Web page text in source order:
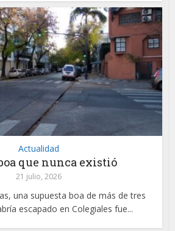
Actualidad
que nunca existió
21 julio, 2026
una supuesta boa de más de tres
escapado en Colegiales fue...